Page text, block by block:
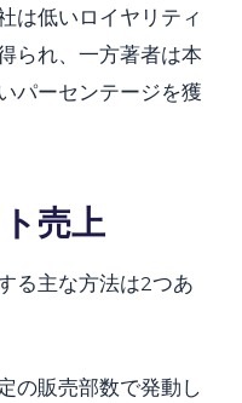
は低いロイヤリティ
られ、一方著者は本
パーセンテージを獲
売上
る主な方法は2つあ
の販売部数で発動し